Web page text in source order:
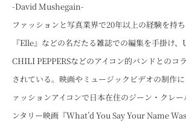
-David Mushegain-
ファッションと写真業界で20年以上の経験を持
『Elle』などの名だたる雑誌での編集を手掛け
CHILI PEPPERSなどのアイコン的バンドとのコ
されている。映画やミュージックビデオの制作
ァッションアイコンで日本在住のジーン・クレ
ンタリー映画『What’d You Say Your Name